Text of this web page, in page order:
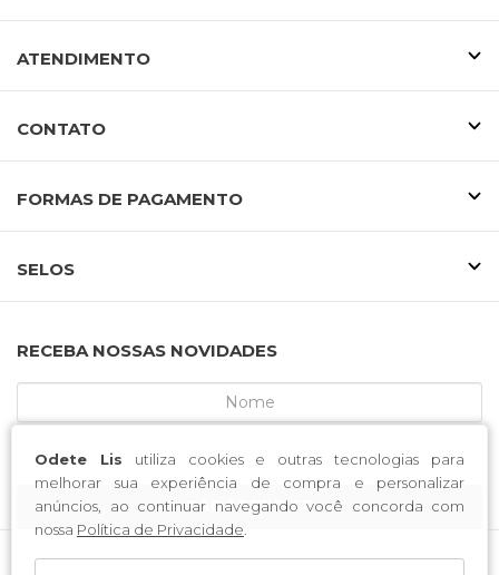
Odete Lis utiliza cookies e outras tecnologias para
melhorar sua experiência de compra e personalizar
anúncios, ao continuar navegando você concorda com
nossa Política de Privacidade
ATENDIMENTO
CONTATO
FORMAS DE PAGAMENTO
SELOS
RECEBA NOSSAS NOVIDADES
CADASTRE-SE